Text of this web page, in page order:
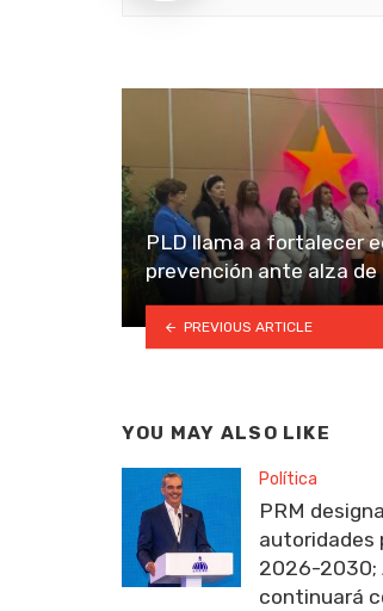
PLD llama a fortalecer
prevención ante alza
PREVIOUS ARTICLE
YOU MAY ALSO LIKE
Política
PRM
autoridades
2026-2030;
continuará